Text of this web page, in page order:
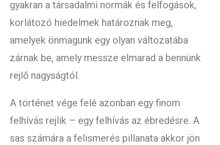
gyakran a társadalmi normák és felfogások,
korlátozó hiedelmek határoznak meg,
amelyek önmagunk egy olyan változatába
zárnak be, amely messze elmarad a bennünk
rejlő nagyságtól.
A történet vége felé azonban egy finom
felhívás rejlik – egy felhívás az ébredésre. A
sas számára a felismerés pillanata akkor jön